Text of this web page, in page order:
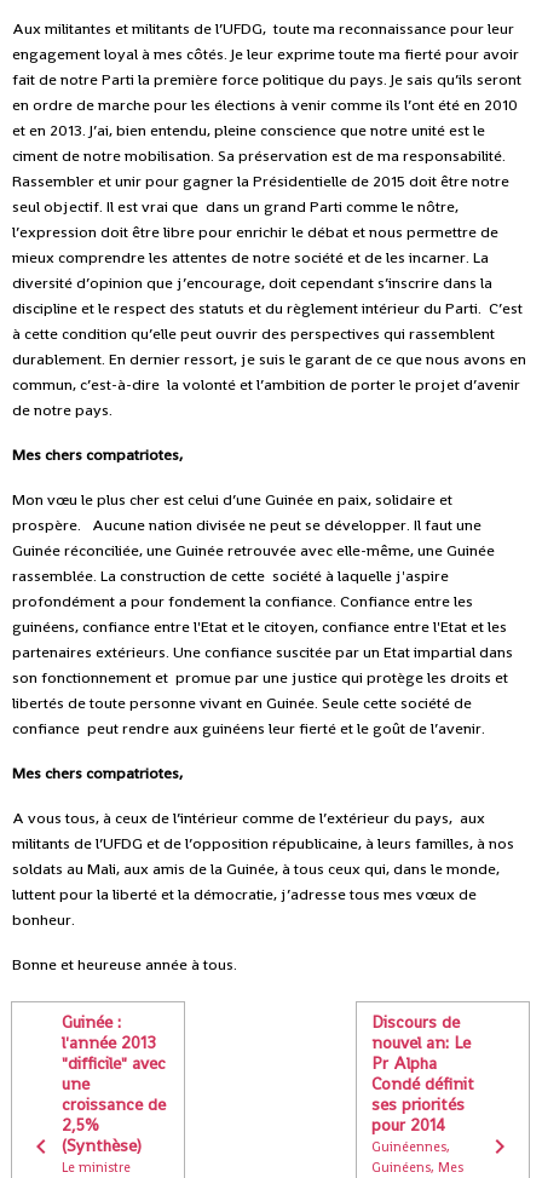
Aux militantes et militants de l’UFDG, toute ma reconnaissance pour leur
engagement loyal à mes côtés. Je leur exprime toute ma fierté pour avoir
fait de notre Parti la première force politique du pays. Je sais qu’ils seront
en ordre de marche pour les élections à venir comme ils l’ont été en 2010
et en 2013. J’ai, bien entendu, pleine conscience que notre unité est le
ciment de notre mobilisation. Sa préservation est de ma responsabilité.
Rassembler et unir pour gagner la Présidentielle de 2015 doit être notre
seul objectif. Il est vrai que dans un grand Parti comme le nôtre,
l’expression doit être libre pour enrichir le débat et nous permettre de
mieux comprendre les attentes de notre société et de les incarner. La
diversité d’opinion que j’encourage, doit cependant s’inscrire dans la
discipline et le respect des statuts et du règlement intérieur du Parti. C’est
à cette condition qu’elle peut ouvrir des perspectives qui rassemblent
durablement. En dernier ressort, je suis le garant de ce que nous avons en
commun, c’est-à-dire la volonté et l’ambition de porter le projet d’avenir
de notre pays.
Mes chers compatriotes,
Mon vœu le plus cher est celui d’une Guinée en paix, solidaire et
prospère. Aucune nation divisée ne peut se développer. Il faut une
Guinée réconciliée, une Guinée retrouvée avec elle-même, une Guinée
rassemblée. La construction de cette société à laquelle j'aspire
profondément a pour fondement la confiance. Confiance entre les
guinéens, confiance entre l'Etat et le citoyen, confiance entre l'Etat et les
partenaires extérieurs. Une confiance suscitée par un Etat impartial dans
son fonctionnement et promue par une justice qui protège les droits et
libertés de toute personne vivant en Guinée. Seule cette société de
confiance peut rendre aux guinéens leur fierté et le goût de l’avenir.
Mes chers compatriotes,
A vous tous, à ceux de l’intérieur comme de l’extérieur du pays, aux
militants de l’UFDG et de l’opposition républicaine, à leurs familles, à nos
soldats au Mali, aux amis de la Guinée, à tous ceux qui, dans le monde,
luttent pour la liberté et la démocratie, j’adresse tous mes vœux de
bonheur.
Bonne et heureuse année à tous.
Guinée :
l'année 2013
"difficile" avec
une
croissance de
2,5%
(Synthèse)
Le ministre
Discours de
nouvel an: Le
Pr Alpha
Condé définit
ses priorités
pour 2014
Guinéennes,
Guinéens, Mes